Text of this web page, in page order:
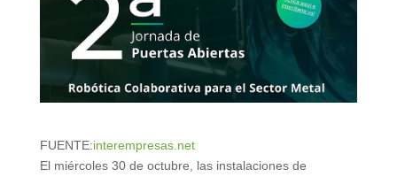
FUENTE:interempresas.net
El miércoles 30 de octubre, las instalaciones de